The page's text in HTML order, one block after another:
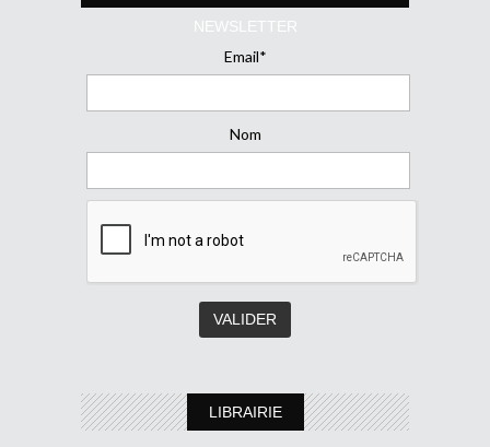
NEWSLETTER
Email*
Nom
LIBRAIRIE